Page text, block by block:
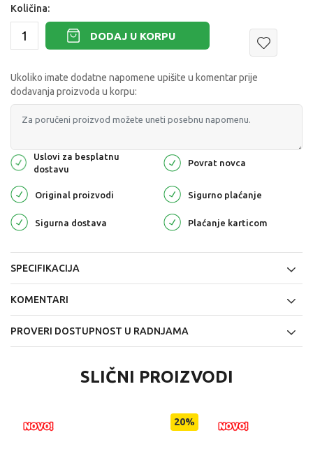
Količina:
DODAJ U KORPU
Ukoliko imate dodatne napomene upišite u komentar prije
dodavanja proizvoda u korpu:
Uslovi za besplatnu
dostavu
Povrat novca
Original proizvodi Sigurno plaćanje
Sigurna dostava Plaćanje karticom
SPECIFIKACIJA
KOMENTARI
PROVERI DOSTUPNOST U RADNJAMA
SLIČNI PROIZVODI
20%